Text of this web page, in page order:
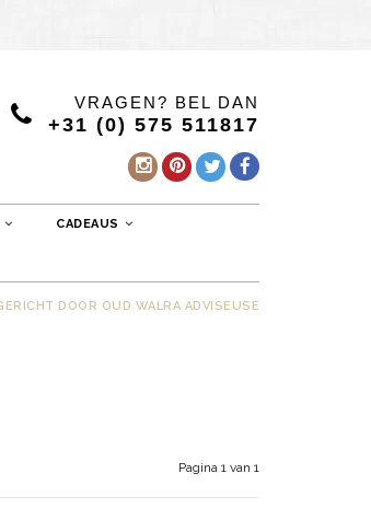
VRAGEN? BEL DAN
+31 (0) 575 511817
CADEAUS
DOOR OUD WALRA ADVISEUSE
Pagina 1 van 1